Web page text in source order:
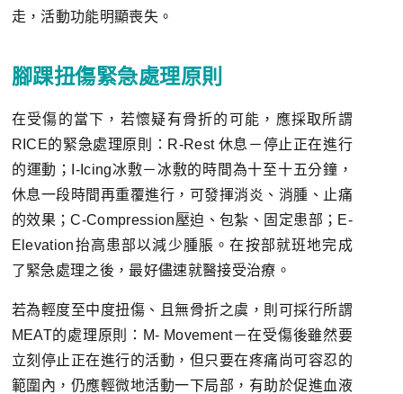
走，活動功能明顯喪失。
腳踝扭傷緊急處理原則
在受傷的當下，若懷疑有骨折的可能，應採取所謂
RICE的緊急處理原則：R-Rest 休息－停止正在進行
的運動；I-Icing冰敷－冰敷的時間為十至十五分鐘，
休息一段時間再重覆進行，可發揮消炎、消腫、止痛
的效果；C-Compression壓迫、包紮、固定患部；E-
Elevation抬高患部以減少腫脹。在按部就班地完成
了緊急處理之後，最好儘速就醫接受治療。
若為輕度至中度扭傷、且無骨折之虞，則可採行所謂
MEAT的處理原則：M- Movement－在受傷後雖然要
立刻停止正在進行的活動，但只要在疼痛尚可容忍的
範圍內，仍應輕微地活動一下局部，有助於促進血液